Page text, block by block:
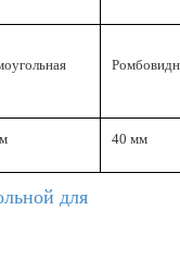
40 мм